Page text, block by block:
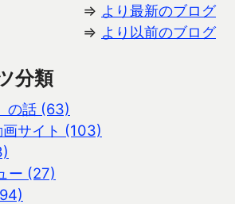
⇒ より最新のブログ
⇒ より以前のブログ
分類
の話 (63)
サイト (103)
ー (27)